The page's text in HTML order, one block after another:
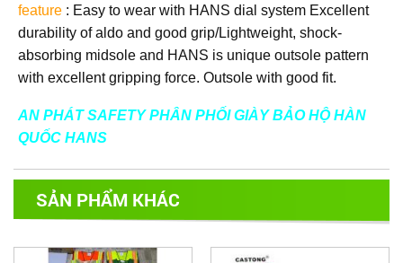
feature : Easy to wear with HANS dial system Excellent
durability of aldo and good grip/Lightweight, shock-
absorbing midsole and HANS is unique outsole pattern
with excellent gripping force. Outsole with good fit.
AN PHÁT SAFETY PHÂN PHỐI GIÀY BẢO HỘ HÀN
QUỐC HANS
SẢN PHẨM KHÁC